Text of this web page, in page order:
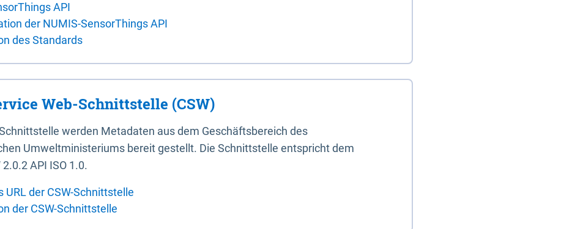
API
der NUMIS-SensorThings API
des Standards
Web-Schnittstelle (CSW)
werden Metadaten aus dem Geschäftsbereich des
Umweltministeriums bereit gestellt. Die Schnittstelle entspricht dem
API ISO 1.0.
URL der CSW-Schnittstelle
der CSW-Schnittstelle